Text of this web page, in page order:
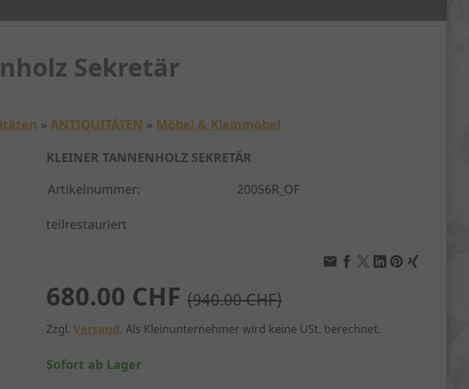
Sekretär
» ANTIQUITÄTEN » Möbel & Kleinmöbel
KLEINER TANNENHOLZ SEKRETÄR
Artikelnummer:
20056R_OF
teilrestauriert
680.00 CHF (940.00 CHF)
Zzgl.Versand. Als Kleinunternehmer wird keine USt. berechnet.
Sofort ab Lager